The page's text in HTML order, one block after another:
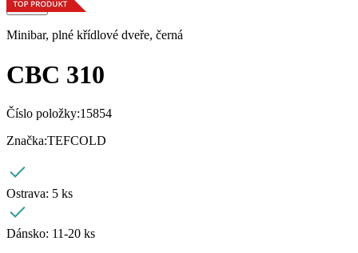
Minibar, plné křídlové dveře, černá
CBC 310
Číslo položky:15854
Značka:TEFCOLD
Ostrava: 5 ks
Dánsko: 11-20 ks